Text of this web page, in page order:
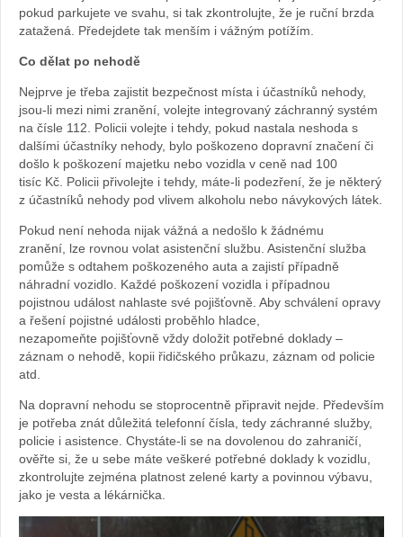
pokud parkujete ve svahu, si tak zkontrolujte, že je ruční brzda
zatažená. Předejdete tak menším i vážným potížím.
Co dělat po nehodě
Nejprve je třeba zajistit bezpečnost místa i účastníků nehody,
jsou-li mezi nimi zranění, volejte integrovaný záchranný systém
na čísle 112. Policii volejte i tehdy, pokud nastala neshoda s
dalšími účastníky nehody, bylo poškozeno dopravní značení či
došlo k poškození majetku nebo vozidla v ceně nad 100
tisíc Kč. Policii přivolejte i tehdy, máte-li podezření, že je některý
z účastníků nehody pod vlivem alkoholu nebo návykových látek.
Pokud není nehoda nijak vážná a nedošlo k žádnému
zranění, lze rovnou volat asistenční službu. Asistenční služba
pomůže s odtahem poškozeného auta a zajistí případně
náhradní vozidlo. Každé poškození vozidla i případnou
pojistnou událost nahlaste své pojišťovně. Aby schválení opravy
a řešení pojistné události proběhlo hladce,
nezapomeňte pojišťovně vždy doložit potřebné doklady –
záznam o nehodě, kopii řidičského průkazu, záznam od policie
atd.
Na dopravní nehodu se stoprocentně připravit nejde. Především
je potřeba znát důležitá telefonní čísla, tedy záchranné služby,
policie i asistence. Chystáte-li se na dovolenou do zahraničí,
ověřte si, že u sebe máte veškeré potřebné doklady k vozidlu,
zkontrolujte zejména platnost zelené karty a povinnou výbavu,
jako je vesta a lékárnička.